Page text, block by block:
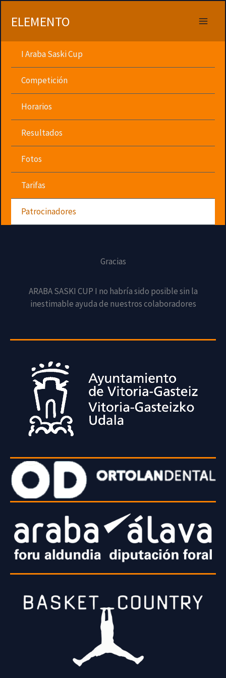
ELEMENTO
I Araba Saski Cup
Competición
Horarios
Resultados
Fotos
Tarifas
Patrocinadores
Gracias
ARABA SASKI CUP I no habría sido posible sin la
inestimable ayuda de nuestros colaboradores